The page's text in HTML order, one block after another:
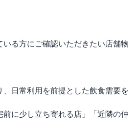
る方にご確認いただきたい店舗物
日常利用を前提とした飲食需要を
に少し立ち寄れる店」「近隣の仲